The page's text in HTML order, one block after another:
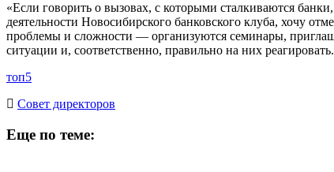
«Если говорить о вызовах, с которыми сталкиваются
деятельности Новосибирского банковского клуба, хочу
проблемы и сложности — организуются семинары,
ситуации и, соответственно, правильно на них
топ5
Cовет директоров
Еще по теме: